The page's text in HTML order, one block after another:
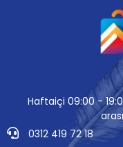
Haftaiçi 09:00 -
0312 419 72 18